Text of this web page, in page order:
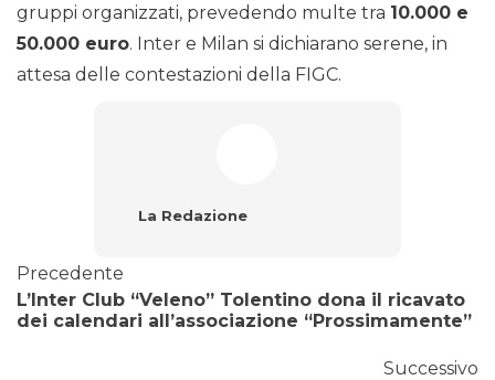
gruppi organizzati, prevedendo multe tra 10.000 e
50.000 euro. Inter e Milan si dichiarano serene, in
attesa delle contestazioni della FIGC.
La Redazione
Precedente
L’Inter Club “Veleno” Tolentino dona il ricavato
dei calendari all’associazione “Prossimamente”
Successivo